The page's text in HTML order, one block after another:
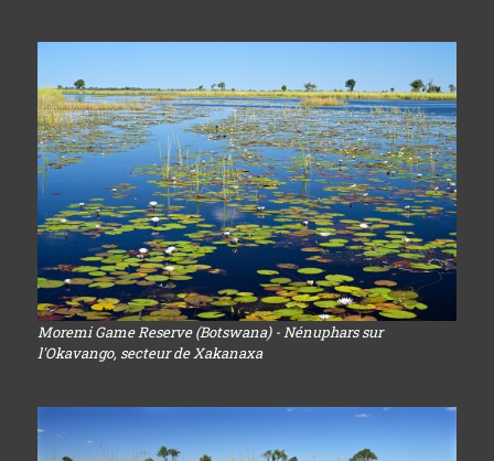
Moremi Game Reserve (Botswana) - Nénuphars sur
l'Okavango, secteur de Xakanaxa